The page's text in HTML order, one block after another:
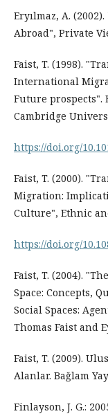
Eryılmaz, A.
Abroad", Private
Faist, T. (1998).
International
Future prospects".
Cambridge
https://doi.org/
Faist, T. (2000).
Migration:
Culture", Ethnic
https://doi.org/
Faist, T. (2004).
Space: Concepts,
Social Spaces:
Thomas Faist and
Faist, T. (2009).
Alanlar. Bağlam
Finlayson, J. G.: